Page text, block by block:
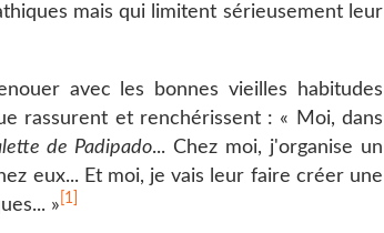
mais qui limitent sérieusement leur
avec les bonnes vieilles habitudes
rassurent et renchérissent : « Moi, dans
de Padipado... Chez moi, j'organise un
eux... Et moi, je vais leur faire créer une
» [1]